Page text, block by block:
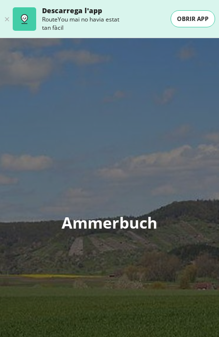
Descarrega l'app
RouteYou mai no havia estat
tan fàcil
OBRIR APP
Ammerbuch